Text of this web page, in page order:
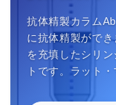
抗体精製カラム
に抗体精製がで
を充填したシリ
トです。ラット
物種の抗体精製